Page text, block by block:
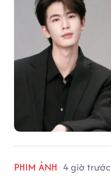
PHIM ẢNH 4 giờ trước